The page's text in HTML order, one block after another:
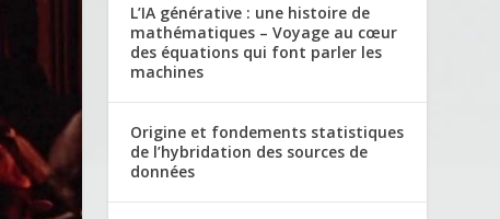
L’IA générative : une histoire de
mathématiques – Voyage au cœur
des équations qui font parler les
machines
Origine et fondements statistiques
de l’hybridation des sources de
données